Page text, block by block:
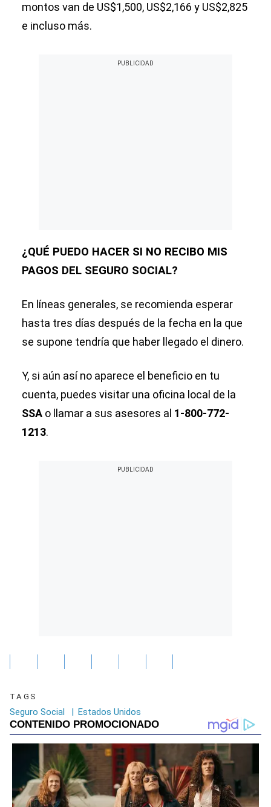
montos van de US$1,500, US$2,166 y US$2,825
e incluso más.
¿QUÉ PUEDO HACER SI NO RECIBO MIS
PAGOS DEL SEGURO SOCIAL?
En líneas generales, se recomienda esperar
hasta tres días después de la fecha en la que
se supone tendría que haber llegado el dinero.
Y, si aún así no aparece el beneficio en tu
cuenta, puedes visitar una oficina local de la
SSA o llamar a sus asesores al 1-800-772-
1213.
TAGS
Seguro Social | Estados Unidos